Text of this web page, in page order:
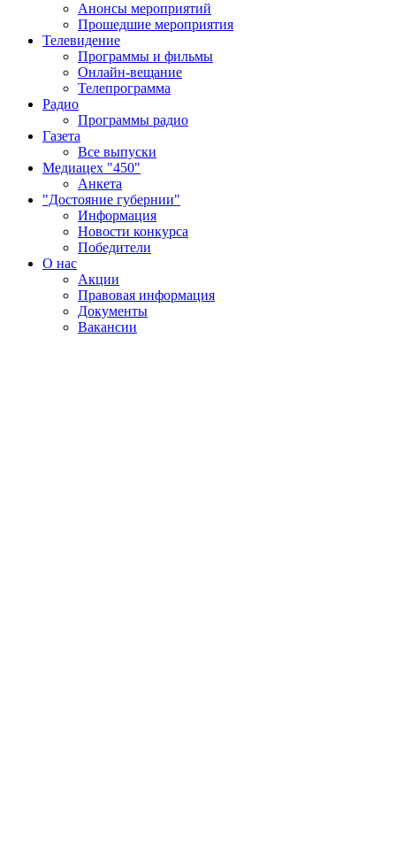
Анонсы мероприятий
Прошедшие мероприятия
Телевидение
Программы и фильмы
Онлайн-вещание
Телепрограмма
Радио
Программы радио
Газета
Все выпуски
Медиацех "450"
Анкета
"Достояние губернии"
Информация
Новости конкурса
Победители
О нас
Акции
Правовая информация
Документы
Вакансии